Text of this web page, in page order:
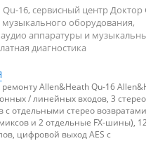
16, сервисный центр Доктор
музыкального оборудования,
аппаратуры и
диагностика
Allen&Heath Qu-16
/ линейных входов, 3
с отдельными стерео
и 2 отдельные FX-шины),
цифровой выход AES с